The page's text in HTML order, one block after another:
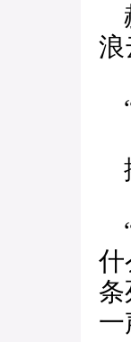
浪
什
条
一